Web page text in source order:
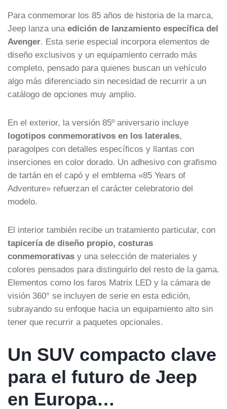
Para conmemorar los 85 años de historia de la marca,
Jeep lanza una edición de lanzamiento específica del
Avenger. Esta serie especial incorpora elementos de
diseño exclusivos y un equipamiento cerrado más
completo, pensado para quienes buscan un vehículo
algo más diferenciado sin necesidad de recurrir a un
catálogo de opciones muy amplio.
En el exterior, la versión 85º aniversario incluye
logotipos conmemorativos en los laterales,
paragolpes con detalles específicos y llantas con
inserciones en color dorado. Un adhesivo con grafismo
de tartán en el capó y el emblema «85 Years of
Adventure» refuerzan el carácter celebratorio del
modelo.
El interior también recibe un tratamiento particular, con
tapicería de diseño propio, costuras
conmemorativas y una selección de materiales y
colores pensados para distinguirlo del resto de la gama.
Elementos como los faros Matrix LED y la cámara de
visión 360° se incluyen de serie en esta edición,
subrayando su enfoque hacia un equipamiento alto sin
tener que recurrir a paquetes opcionales.
Un SUV compacto clave
para el futuro de Jeep
en Europa…